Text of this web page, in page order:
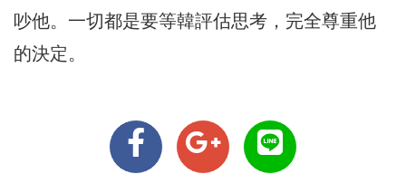
吵他。一切都是要等韓評估思考，完全尊重他
的決定。